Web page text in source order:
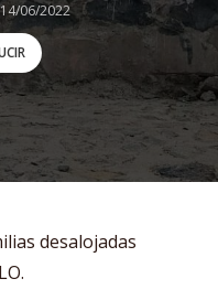
14/06/2022
desalojadas